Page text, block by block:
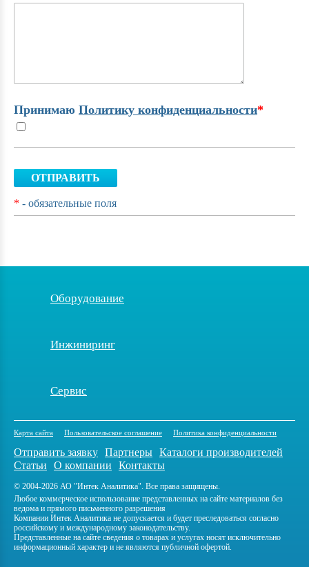
Принимаю Политику конфиденциальности*
ОТПРАВИТЬ
* - обязательные поля
Оборудование
Инжиниринг
Сервис
Карта сайта Пользовательское соглашение Политика конфиденциальности
Отправить заявку Партнеры Каталоги производителей
Статьи
О компании Контакты
© 2004-2026 АО "Интек Аналитика". Все права защищены.
Любое коммерческое использование представленных на сайте материалов без
ведома и прямого письменного разрешения
Компании Интек Аналитика не допускается и будет преследоваться согласно
российскому и международному законодательству.
Представленные на сайте сведения о товарах и услугах носят исключительно
информационный характер и не являются публичной офертой.